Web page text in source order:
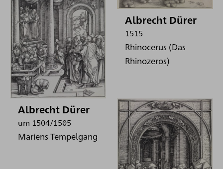
Albrecht Dürer
1515
Rhinocerus (Das
Rhinozeros)
Albrecht Dürer
um 1504/1505
Mariens Tempelgang